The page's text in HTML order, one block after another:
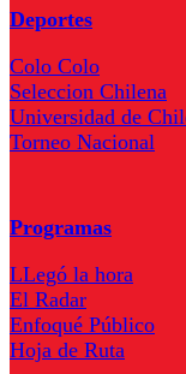
Deportes
Colo Colo
Seleccion Chilena
Universidad de
Torneo Nacional
Programas
LLegó la hora
El Radar
Enfoqué Público
Hoja de Ruta